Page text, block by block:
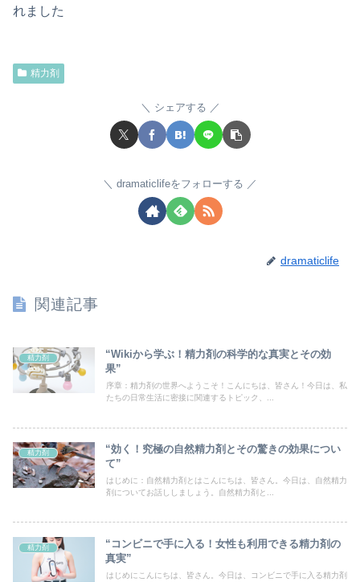
れました
精力剤
シェアする
dramaticlifeをフォローする
dramaticlife
関連記事
精力剤
“Wikiから学ぶ！精力剤の科学的な真実とその効
果”
序章：精力剤の世界へようこそ！こんにちは、皆さん！今日は、私
たちの日常生活に密接に関連するトピック、...
精力剤
“効く！究極の自然精力剤とその驚きの効果につい
て”
はじめに：自然精力剤とはこんにちは、皆さん。今日は、自然精力
剤についてお話ししましょう。自然精力剤と...
精力剤
“コンビニで手に入る！女性も利用できる精力剤の
真実”
はじめにこんにちは、皆さん。今日は、コンビニで手に入る精力剤